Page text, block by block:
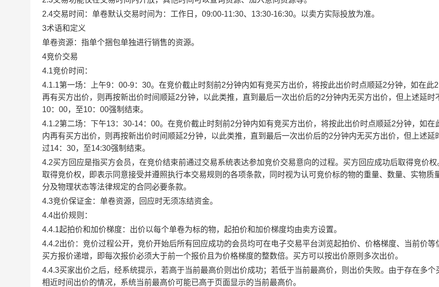
2.4交易时间：单卷默认交易时间为：工作日，09:00-11:30、13:30-16:30。以卖方实际投放为准。
3术语和定义
单卷资源：指单个捆包单独进行销售的资源。
4竞价交易
4.1竞价时间：
4.1.1第一场：上午9：00-9：30。在竞价截止时刻前2分钟内如有竞买方出价，将按此出价时点顺延2分钟，如在此
再有买方出价，则再按新出价时间顺延2分钟，以此类推，直到最后一次出价后的2分钟内无买方出价，但上述延时
10：00，至10：00强制结束。
4.1.2第二场：下午13：30-14：00。在竞价截止时刻前2分钟内如有竞买方出价，将按此出价时点顺延2分钟，如在
内再有买方出价，则再按新出价时间顺延2分钟，以此类推，直到最后一次出价后的2分钟内无买方出价，但上述延
过14：30，至14:30强制结束。
4.2买方回应是指买方会员，在竞价结束前通过交易系统表达参加竞价交易意向的过程。买方回应成功后取得竞价权
取得竞价权，即表示同意接受并遵照执行本交易规则的各项条款，同时视为认可竞价标的物的重量、数量、实物质
分及物理状态等法律规定的合同必要条款。
4.3竞价保证金：单卷资源，回应时无须冻结资金。
4.4出价规则：
4.4.1起拍价和加价梯度：出价以每个单卷为标的物，起拍价和加价梯度均由卖方设置。
4.4.2出价：竞价过程公开，竞价开始后所有回应成功的会员均可在电子交易平台浏览起拍价、价格梯度、当前价等
买方报价递增，即每次报价必须大于前一个报价且为价格梯度的整数倍。买方可以按出价原则多次出价。
4.4.3买家出价之后，经系统提示，若高于当前最高价则出价成功；若低于当前最高价，则出价失败。由于存在多个
相近时间出价的情况，系统当前最高价可能已高于页面显示的当前最高价。